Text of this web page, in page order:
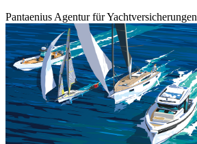
Pantaenius Agentur für Yachtversicherungen